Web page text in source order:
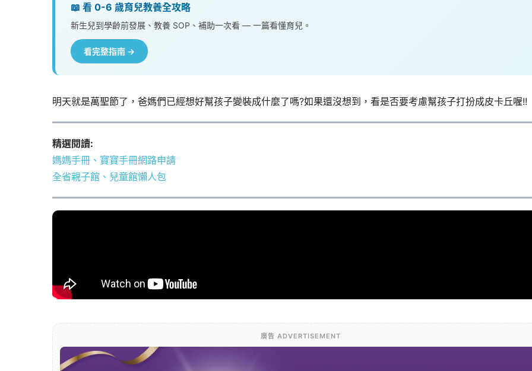
📖 看 0-6 歲育兒教養全攻略
新生兒到學齡前發展、教養 SOP、補助一次看 — 一篇看懂育兒。
看完整指南 →
明天就是萬聖節了，爸媽們已經想好幫孩子變裝成什麼了嗎?如果還沒想到，看是否要考慮幫孩子打扮成皮卡丘喔!!
精選閱讀:
媽媽手冊、寶寶手冊網路申請
全省親子館、兒童館懶人包
廣告 ADVERTISEMENT